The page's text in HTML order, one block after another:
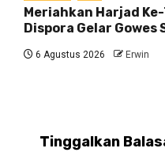
Meriahkan Harjad
Dispora Gelar Gowes
6 Agustus 2026 Erwin
Tinggalkan